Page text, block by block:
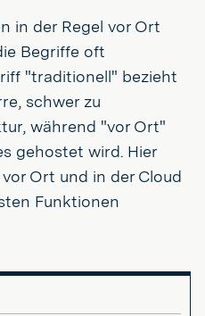
in der Regel vor Ort
Begriffe oft
"traditionell" bezieht
schwer zu
während "vor Ort"
gehostet wird. Hier
Ort und in der Cloud
Funktionen